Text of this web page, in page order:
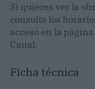
Si quieres ver la
consulta los
acceso en la
Canal.
Ficha técnica